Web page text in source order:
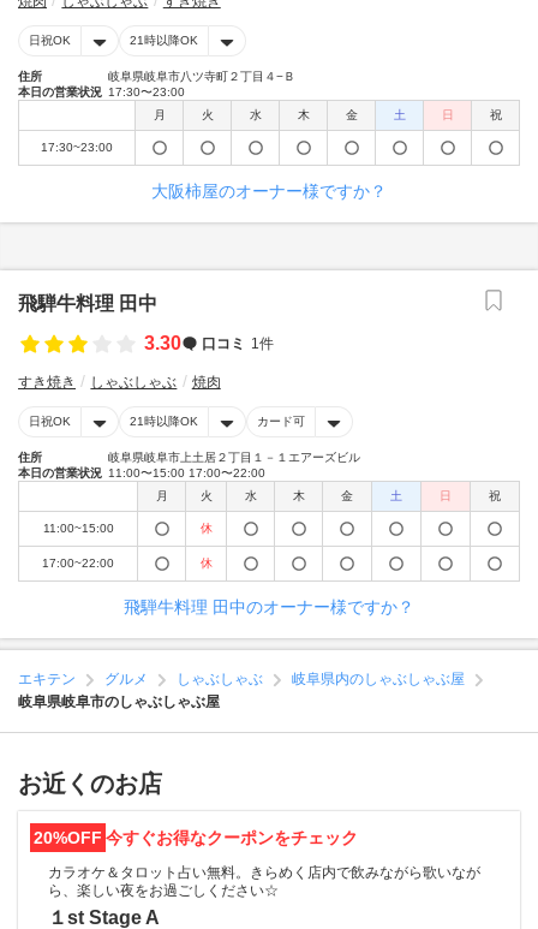
日祝OK 21時以降OK
住所
岐阜県岐阜市八ツ寺町２丁目４−Ｂ
本日の営業状況 17:30〜23:00
月
火 水 木 金 土 日 祝
17:30~23:00
大阪柿屋のオーナー様ですか？
飛騨牛料理 田中
3.30
口コミ 1件
すき焼き しゃぶしゃぶ 焼肉
日祝OK 21時以降OK カード可
住所
岐阜県岐阜市上土居２丁目１－１エアーズビル
本日の営業状況 11:00〜15:00 17:00〜22:00
月
火 水 木 金 土 日 祝
11:00~15:00 休
17:00~22:00 休
飛騨牛料理 田中のオーナー様ですか？
エキテン グルメ しゃぶしゃぶ
岐阜県内のしゃぶしゃぶ屋
岐阜県岐阜市のしゃぶしゃぶ屋
お近くのお店
20%OFF 今すぐお得なクーポンをチェック
カラオケ＆タロット占い無料。きらめく店内で飲みながら歌いなが
ら、楽しい夜をお過ごしください☆
１st Stage A